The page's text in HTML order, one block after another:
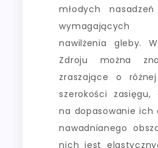
młodych
nawilżenia gleby.
Zdroju można
zraszające o
szerokości zasięgu,
na dopasowanie ich
nawadnianego
nich jest